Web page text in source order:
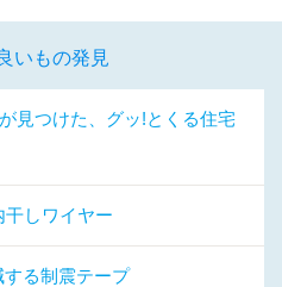
いもの発見
見つけた、グッ!とくる住宅
しワイヤー
る制震テープ